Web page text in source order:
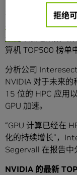
在展会前的演讲中
有主要计算机制造
算机 TOP500 榜单
分析公司
NVIDIA 对于未来
15 位的 HPC 应用
GPU 加速。
“GPU 计算已经在
化的持续增长”，
Segervall 在报告中
NVIDIA 的最新
拒绝